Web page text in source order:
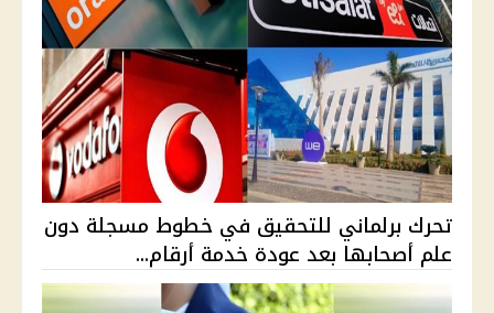
تحرك برلماني للتحقيق في خطوط مسجلة دون
علم أصحابها بعد عودة خدمة أرقام...